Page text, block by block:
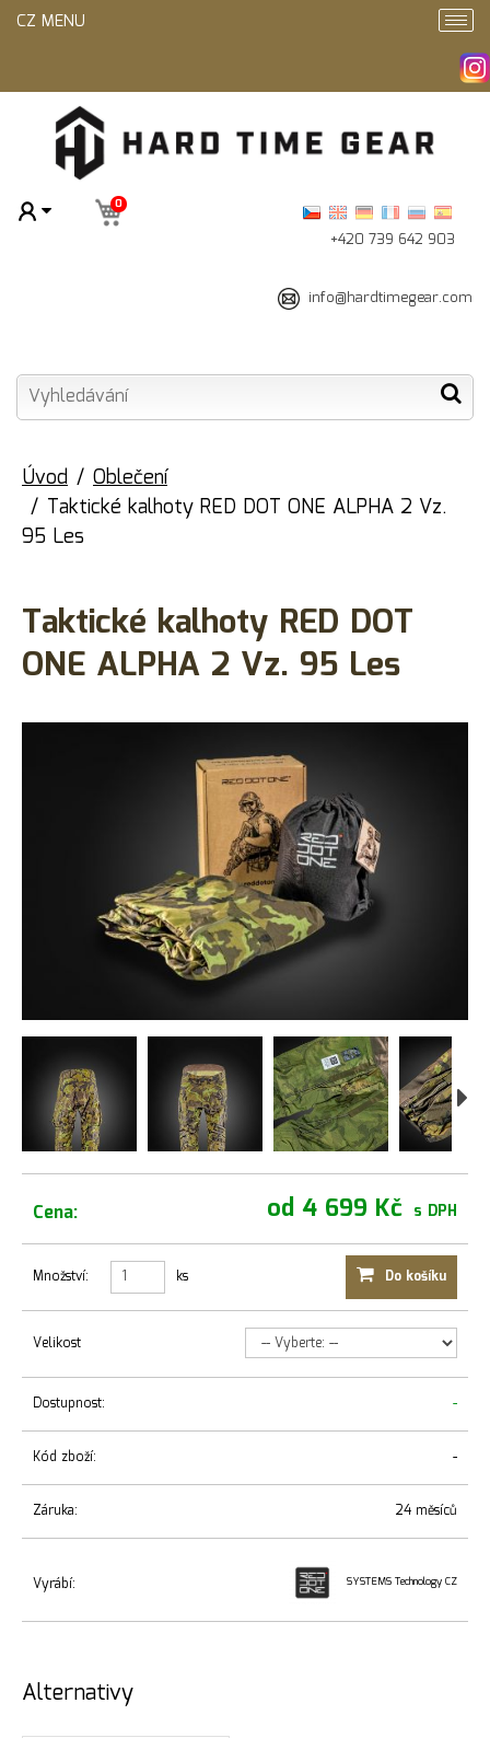
+420 739 642 903
info@hardtimegear.com
0
CZ MENU
Úvod
Oblečení
Taktické kalhoty RED DOT ONE ALPHA 2 Vz.
95 Les
Taktické kalhoty RED DOT
ONE ALPHA 2 Vz. 95 Les
Cena: od 4 699 Kč s DPH
Množství: ks Do košíku
Velikost
Dostupnost: -
Kód zboží: -
Záruka: 24 měsíců
Vyrábí: SYSTEMS Technology CZ
Alternativy